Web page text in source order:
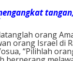
orang
orang Israel di
“Pilihlah